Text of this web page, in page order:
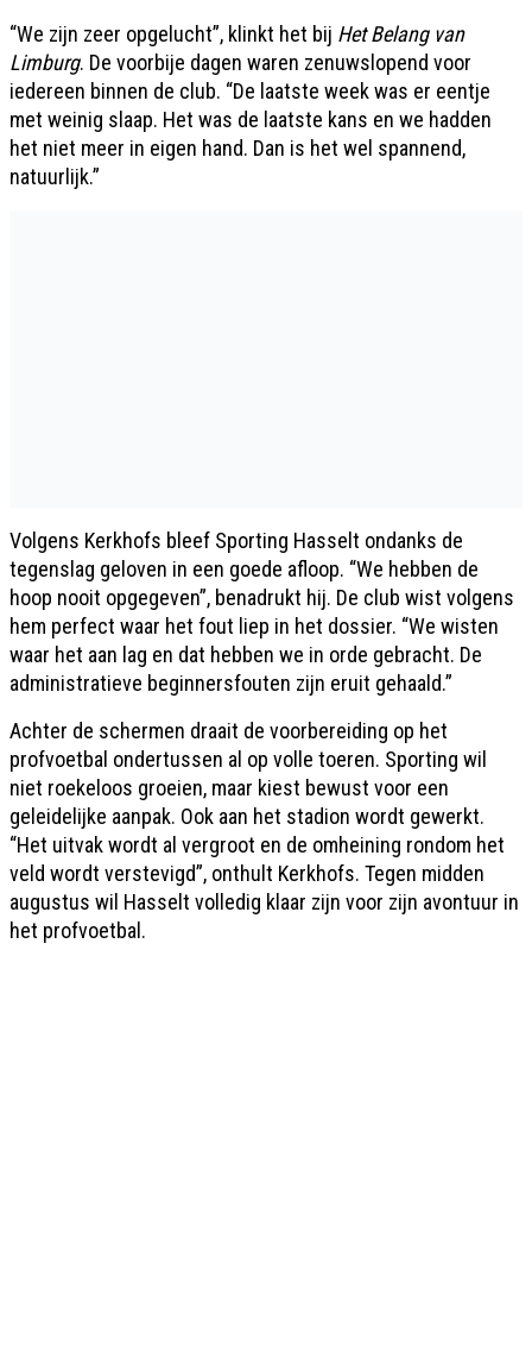
“We zijn zeer opgelucht”, klinkt het bij Het Belang van
Limburg. De voorbije dagen waren zenuwslopend voor
iedereen binnen de club. “De laatste week was er eentje
met weinig slaap. Het was de laatste kans en we hadden
het niet meer in eigen hand. Dan is het wel spannend,
natuurlijk.”
Volgens Kerkhofs bleef Sporting Hasselt ondanks de
tegenslag geloven in een goede afloop. “We hebben de
hoop nooit opgegeven”, benadrukt hij. De club wist volgens
hem perfect waar het fout liep in het dossier. “We wisten
waar het aan lag en dat hebben we in orde gebracht. De
administratieve beginnersfouten zijn eruit gehaald.”
Achter de schermen draait de voorbereiding op het
profvoetbal ondertussen al op volle toeren. Sporting wil
niet roekeloos groeien, maar kiest bewust voor een
geleidelijke aanpak. Ook aan het stadion wordt gewerkt.
“Het uitvak wordt al vergroot en de omheining rondom het
veld wordt verstevigd”, onthult Kerkhofs. Tegen midden
augustus wil Hasselt volledig klaar zijn voor zijn avontuur in
het profvoetbal.